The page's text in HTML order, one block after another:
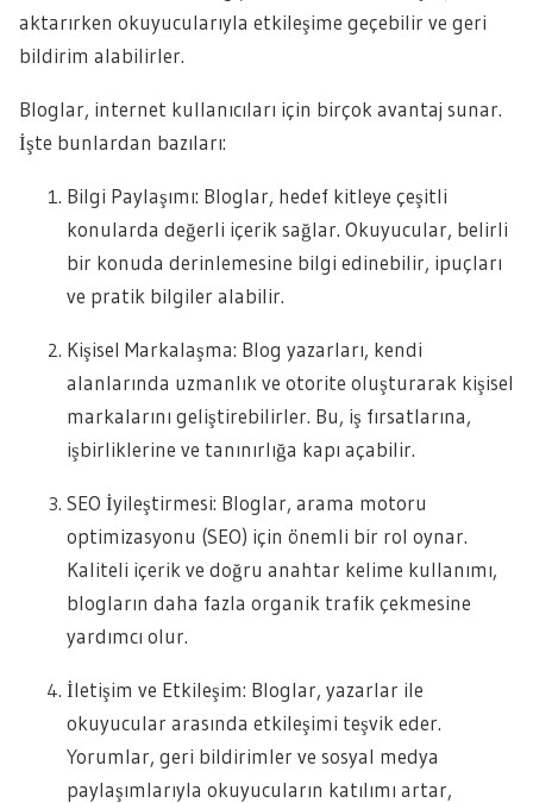
aktarırken okuyucularıyla etkileşime geçebilir ve geri
bildirim alabilirler.
Bloglar, internet kullanıcıları için birçok avantaj sunar.
İşte bunlardan bazıları:
Bilgi Paylaşımı: Bloglar, hedef kitleye çeşitli
konularda değerli içerik sağlar. Okuyucular, belirli
bir konuda derinlemesine bilgi edinebilir, ipuçları
ve pratik bilgiler alabilir.
Kişisel Markalaşma: Blog yazarları, kendi
alanlarında uzmanlık ve otorite oluşturarak kişisel
markalarını geliştirebilirler. Bu, iş fırsatlarına,
işbirliklerine ve tanınırlığa kapı açabilir.
SEO İyileştirmesi: Bloglar, arama motoru
optimizasyonu (SEO) için önemli bir rol oynar.
Kaliteli içerik ve doğru anahtar kelime kullanımı,
blogların daha fazla organik trafik çekmesine
yardımcı olur.
İletişim ve Etkileşim: Bloglar, yazarlar ile
okuyucular arasında etkileşimi teşvik eder.
Yorumlar, geri bildirimler ve sosyal medya
paylaşımlarıyla okuyucuların katılımı artar,